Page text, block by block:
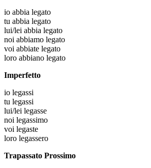
io abbia legato
tu abbia legato
lui/lei abbia legato
noi abbiamo legato
voi abbiate legato
loro abbiano legato
Imperfetto
io legassi
tu legassi
lui/lei legasse
noi legassimo
voi legaste
loro legassero
Trapassato Prossimo